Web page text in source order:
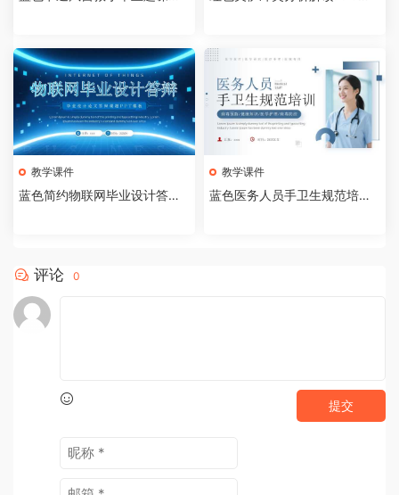
教学课件
蓝色简约物联网毕业设计答辩P
教学课件
蓝色医务人员手卫生规范培训
评论 0
提交